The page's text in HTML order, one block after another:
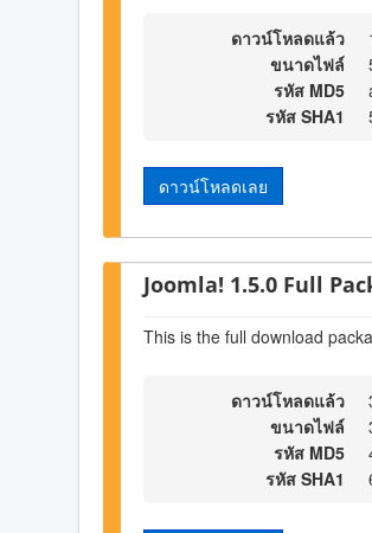
ดาวน์โหลดแล้ว
ขนาดไฟล์
รหัส MD5
รหัส SHA1
ดาวน์โหลดเลย
Joomla! 1.5.0 Full
This is the full download
ดาวน์โหลดแล้ว
ขนาดไฟล์
รหัส MD5
รหัส SHA1